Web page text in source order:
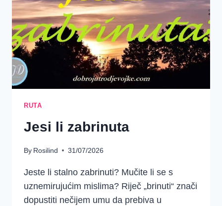
RUTA
Jesi li zabrinuta
By Rosilind 31/07/2026
Jeste li stalno zabrinuti? Mučite li se s
uznemirujućim mislima? Riječ „brinuti“ znači
dopustiti nečijem umu da prebiva u